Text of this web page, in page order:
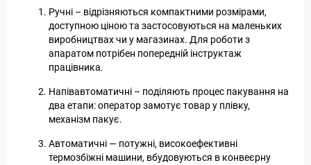
Ручні – відрізняються компактними розмірами,
доступною ціною та застосовуються на маленьких
виробництвах чи у магазинах. Для роботи з
апаратом потрібен попередній інструктаж
працівника.
Напівавтоматичні – поділяють процес пакування на
два етапи: оператор замотує товар у плівку,
механізм пакує.
Автоматичні — потужні, високоефективні
термозбіжні машини, вбудовуються в конвеєрну